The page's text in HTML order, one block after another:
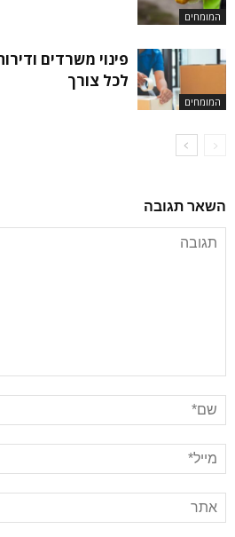
המומחים
המומחים
פינוי משרדים
לכל צורך
השאר תגובה